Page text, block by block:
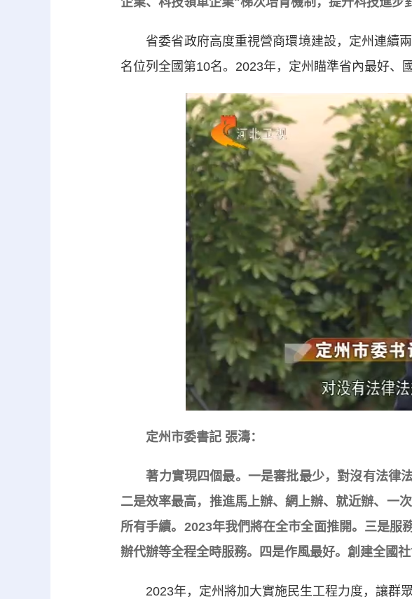
省委省政府高度重視營商環境建設，定州連續兩
名位列全國第10名。2023年，定州瞄準省內最好、
定州市委書記 張濤：
著力實現四個最。一是審批最少，對沒有法律法
二是效率最高，推進馬上辦、網上辦、就近辦、一
所有手續。2023年我們將在全市全面推開。三是
辦代辦等全程全時服務。四是作風最好。創建全國
2023年，定州將加大實施民生工程力度，讓群眾